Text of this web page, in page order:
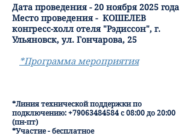
Дата проведения - 20 ноября 2025 года
Место проведения - КОШЕЛЕВ
конгресс-холл отеля "Рэдиссон", г.
Ульяновск, ул. Гончарова, 25
*Программа мероприятия
*Линия технической поддержки по
подключению: +79063484584 с 08:00 до 20:00
(пн-пт)
*Участие - бесплатное